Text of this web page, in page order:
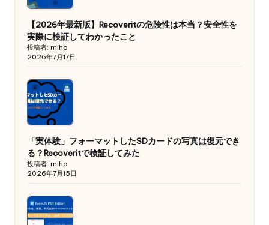
【2026年最新版】Recoveritの危険性は本当？安全性を
実際に検証してわかったこと
投稿者: miho
2026年7月17日
「実体験」フォーマットしたSDカードの写真は復元でき
る？Recoveritで検証してみた
投稿者: miho
2026年7月15日